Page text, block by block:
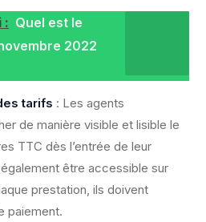
: Quel est le
2022
tarifs : Les agents
de manière visible et lisible le
TTC dès l’entrée de leur
être accessible sur
prestation, ils doivent
paiement.